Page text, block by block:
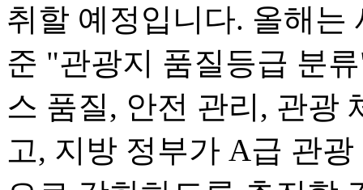
취할 예정입니다. 올해는
준 "관광지 품질등급 분
스 품질, 안전 관리, 관광
고, 지방 정부가 A급 관